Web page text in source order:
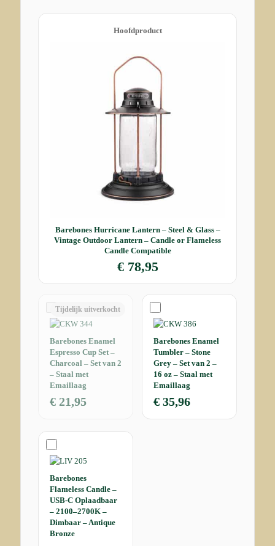
Hoofdproduct
Barebones Hurricane Lantern – Steel & Glass –
Vintage Outdoor Lantern – Candle or Flameless
Candle Compatible
€78,95
Tijdelijk uitverkocht
Barebones Enamel
Espresso Cup Set –
Charcoal – Set van 2
– Staal met
Emaillaag
€ 21,95
Barebones Enamel
Tumbler – Stone
Grey – Set van 2 –
16 oz – Staal met
Emaillaag
€ 35,96
Barebones
Flameless Candle –
USB-C Oplaadbaar
– 2100–2700K –
Dimbaar – Antique
Bronze